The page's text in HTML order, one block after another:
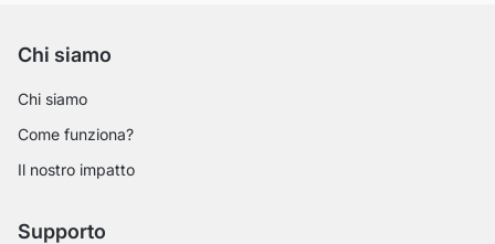
Chi siamo
Chi siamo
Come funziona?
Il nostro impatto
Supporto